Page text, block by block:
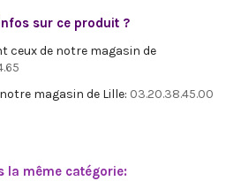
sur ce produit ?
ceux de notre magasin de
magasin de Lille: 03.20.38.45.00
la même catégorie: